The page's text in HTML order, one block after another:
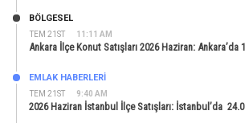
TEM 21ST 11:11 AM
BÖLGESEL
Ankara İlçe Konut Satışları 2026 Haziran: Ankara’da
TEM 21ST 9:40 AM
EMLAK HABERLERI
2026 Haziran İstanbul İlçe Satışları: İstanbul’da